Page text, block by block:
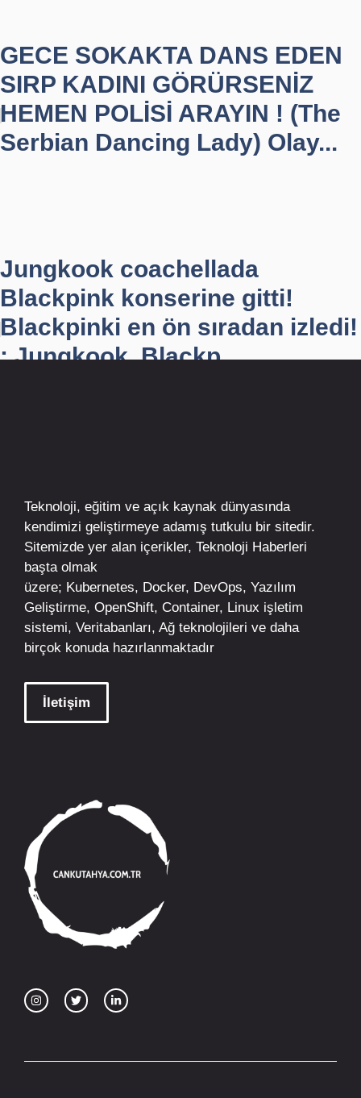
GECE SOKAKTA DANS EDEN
SIRP KADINI GÖRÜRSENİZ
HEMEN POLİSİ ARAYIN ! (The
Serbian Dancing Lady) Olay...
Jungkook coachellada
Blackpink konserine gitti!
Blackpinki en ön sıradan izledi!
: Jungkook, Blackp...
Teknoloji, eğitim ve açık kaynak dünyasında
kendimizi geliştirmeye adamış tutkulu bir sitedir.
Sitemizde yer alan içerikler, Teknoloji Haberleri
başta olmak
üzere; Kubernetes, Docker, DevOps, Yazılım
Geliştirme, OpenShift, Container, Linux işletim
sistemi, Veritabanları, Ağ teknolojileri ve daha
birçok konuda hazırlanmaktadır
İletişim